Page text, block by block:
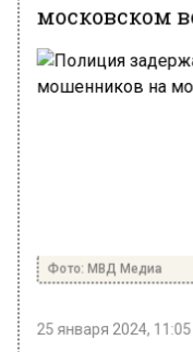
Фото: МВД Медиа
25 января 2024, 11:05